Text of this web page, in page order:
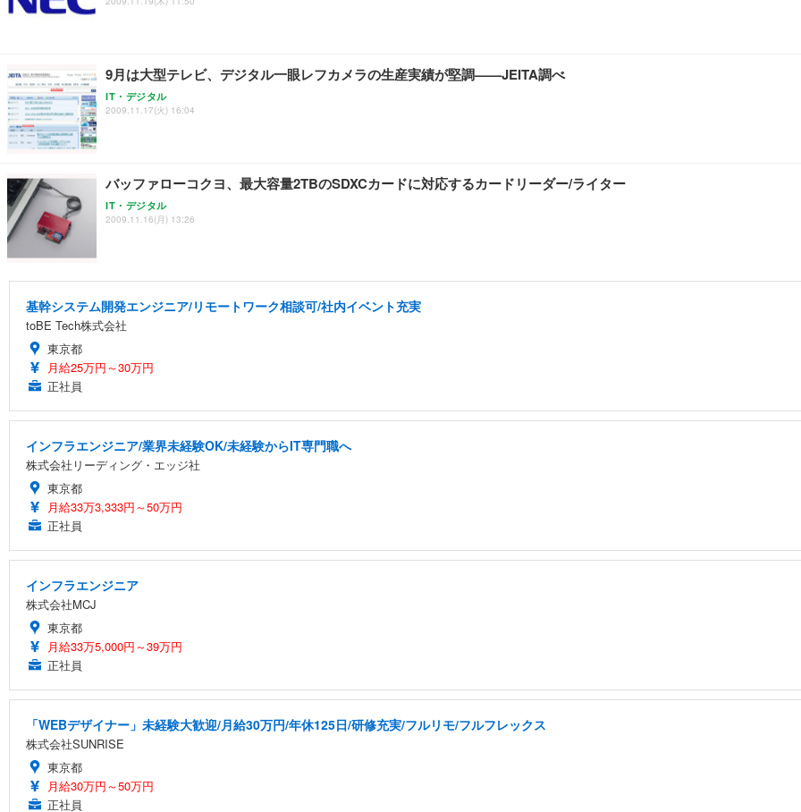
9月は大型テレビ、デジタル一眼レフカメラの生産実績が堅調——JEITA調べ
IT・デジタル
2009.11.17(火) 16:04
バッファローコクヨ、最大容量2TBのSDXCカードに対応するカードリーダー/ライター
IT・デジタル
2009.11.16(月) 13:26
基幹システム開発エンジニア/リモートワーク相談可/社内イベント充実
toBE Tech株式会社
東京都
月給25万円～30万円
正社員
インフラエンジニア/業界未経験OK/未経験からIT専門職へ
株式会社リーディング・エッジ社
東京都
月給33万3,333円～50万円
正社員
インフラエンジニア
株式会社MCJ
東京都
月給33万5,000円～39万円
正社員
「WEBデザイナー」未経験大歓迎/月給30万円/年休125日/研修充実/フルリモ/フルフレックス
株式会社SUNRISE
東京都
月給30万円～50万円
正社員